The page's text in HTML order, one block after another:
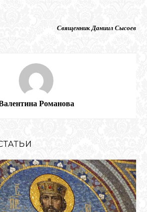
Священник Даниил Сысоев
Романова